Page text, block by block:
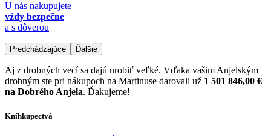
U nás nakupujete
vždy bezpečne
a s dôverou
Predchádzajúce Ďalšie
Aj z drobných vecí sa dajú urobiť veľké. Vďaka vašim Anjelským
drobným ste pri nákupoch na Martinuse darovali už 1 501 846,00 €
na Dobrého Anjela. Ďakujeme!
Kníhkupectvá